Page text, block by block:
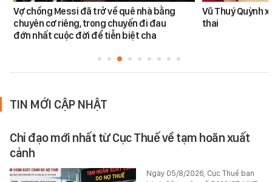
Vợ chồng Messi đã trở về quê nhà bằng
chuyên cơ riêng, trong chuyến đi đau
đớn nhất cuộc đời để tiễn biệt cha
Vũ Thuý Quỳnh
thai
TIN MỚI CẬP NHẬT
Chỉ đạo mới nhất từ Cục Thuế về tạm hoãn xuất
cảnh
Ngày 05/8/2026, Cục Thuế ban